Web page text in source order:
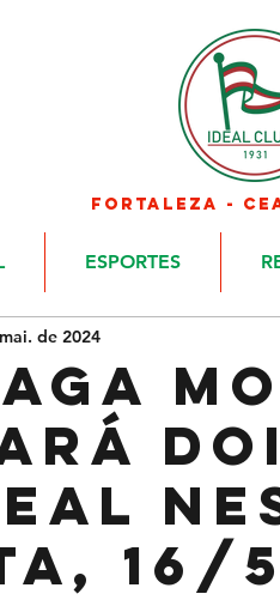
FORTALEZA -
ESPORTES
16/5
de 2024